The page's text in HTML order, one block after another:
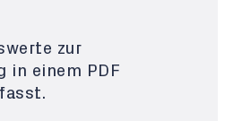
zur
in einem PDF